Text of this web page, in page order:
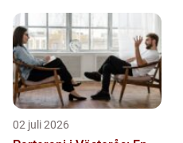
02 juli 2026